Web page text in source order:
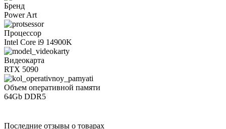
Бренд
Power Art
Процессор
Intel Core i9 14900K
Видеокарта
RTX 5090
Объем оперативной памяти
64Gb DDR5
Последние отзывы о товарах